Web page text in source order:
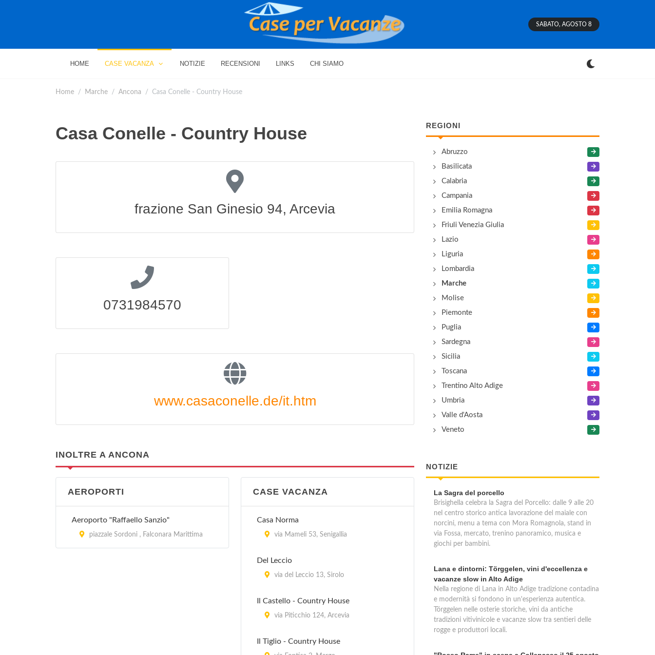
SABATO, AGOSTO 8
HOME CASE VACANZA NOTIZIE RECENSIONI LINKS CHI SIAMO
Home Marche Ancona Casa Conelle - Country House
Casa Conelle - Country House
frazione San Ginesio 94, Arcevia
0731984570
www.casaconelle.de/it.htm
INOLTRE A ANCONA
AEROPORTI
Aeroporto "Raffaello Sanzio"
piazzale Sordoni , Falconara Marittima
CASE VACANZA
Casa Norma
via Mameli 53, Senigallia
Del Leccio
via del Leccio 13, Sirolo
Il Castello - Country House
via Piticchio 124, Arcevia
Il Tiglio - Country House
REGIONI
Abruzzo
Basilicata
Calabria
Campania
Emilia Romagna
Friuli Venezia Giulia
Lazio
Liguria
Lombardia
Marche
Molise
Piemonte
Puglia
Sardegna
Sicilia
Toscana
Trentino Alto Adige
Umbria
Valle d'Aosta
Veneto
NOTIZIE
La Sagra del porcello
Brisighella celebra la Sagra del Porcello: dalle 9 alle 20
nel centro storico antica lavorazione del maiale con
norcini, menu a tema con Mora Romagnola, stand in
via Fossa, mercato, trenino panoramico, musica e
giochi per bambini.
Lana e dintorni: Törggelen, vini d'eccellenza e
vacanze slow in Alto Adige
Nella regione di Lana in Alto Adige tradizione contadina
e modernità si fondono in un'esperienza autentica.
Törggelen nelle osterie storiche, vini da antiche
tradizioni vitivinicole e vacanze slow tra sentieri delle
rogge e produttori locali.